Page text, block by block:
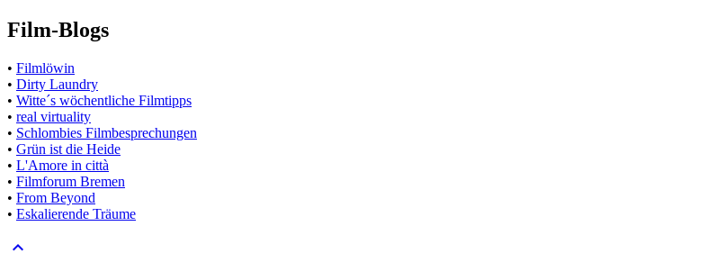
Film-Blogs
• Filmlöwin
• Dirty Laundry
• Witte´s wöchentliche Filmtipps
• real virtuality
• Schlombies Filmbesprechungen
• Grün ist die Heide
• L'Amore in città
• Filmforum Bremen
• From Beyond
• Eskalierende Träume
keyboard_arrow_up